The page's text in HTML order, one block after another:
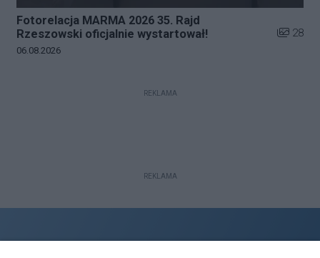
Fotorelacja MARMA 2026 35. Rajd
Rzeszowski oficjalnie wystartował!
Liczba
28
Data dodania galerii:
06.08.2026
REKLAMA
REKLAMA